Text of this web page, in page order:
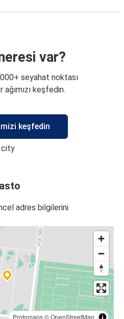
var?
seyahat noktası
keşfedin.
keşfedin
adres bilgilerini
Protomaps©OpenStreetMap